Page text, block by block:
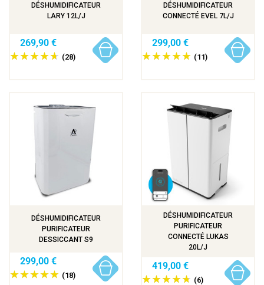
DÉSHUMIDIFICATEUR
LARY 12L/J
(28)
269,90 €
DÉSHUMIDIFICATEUR
CONNECTÉ EVEL 7L/J
(11)
299,00 €
DÉSHUMIDIFICATEUR
PURIFICATEUR
DESSICCANT S9
(18)
299,00 €
DÉSHUMIDIFICATEUR
PURIFICATEUR
CONNECTÉ LUKAS
20L/J
(6)
419,00 €